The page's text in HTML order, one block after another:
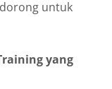
untuk
yang